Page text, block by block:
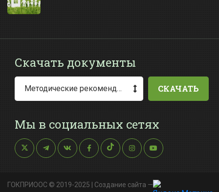
Скачать документы
Методические рекомендации по заполнению заявления о выдаче разрешения на специальное водопользование СКАЧАТЬ
Мы в социальных сетях
ГОКПРИООС © 2019-2025 | Создание сайта —